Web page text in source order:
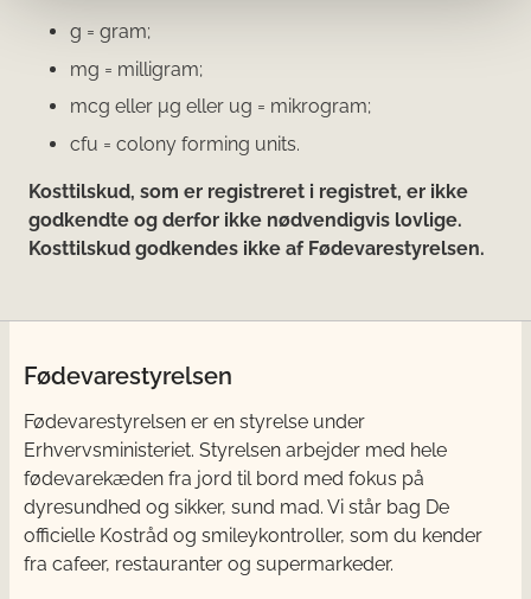
g = gram;
mg = milligram;
mcg eller μg eller ug = mikrogram;
cfu = colony forming units.
Kosttilskud, som er registreret i registret, er ikke
godkendte og derfor ikke nødvendigvis lovlige.
Kosttilskud godkendes ikke af Fødevarestyrelsen.
Fødevarestyrelsen
Fødevarestyrelsen er en styrelse under
Erhvervsministeriet. Styrelsen arbejder med hele
fødevarekæden fra jord til bord med fokus på
dyresundhed og sikker, sund mad. Vi står bag De
officielle Kostråd og smileykontroller, som du kender
fra cafeer, restauranter og supermarkeder.